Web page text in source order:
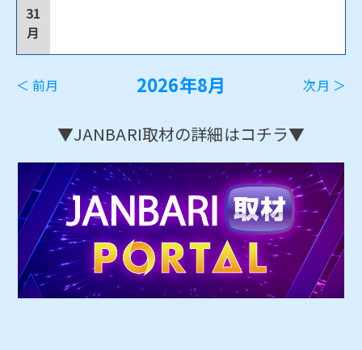
31
月
＜ 前月 2026年8月 次月 ＞
▼JANBARI取材の詳細はコチラ▼